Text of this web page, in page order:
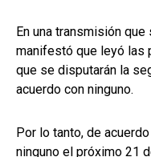
En una transmisión
manifestó que leyó las
que se disputarán la
acuerdo con ninguno.
Por lo tanto, de
ninguno el próximo 21